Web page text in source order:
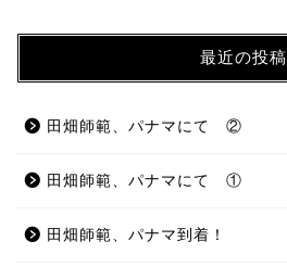
最近の投稿
田畑師範、パナマにて ②
田畑師範、パナマにて ①
田畑師範、パナマ到着！